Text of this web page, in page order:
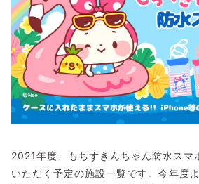
2021年度、もちずきんちゃん防水スマ
いただく予定の施設一覧です。今年度